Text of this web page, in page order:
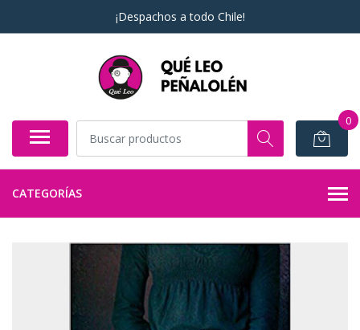
¡Despachos a todo Chile!
0
CATEGORÍAS